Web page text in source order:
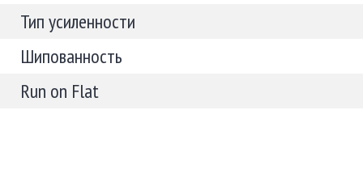
Тип усиленности
Шипованность
Run on Flat